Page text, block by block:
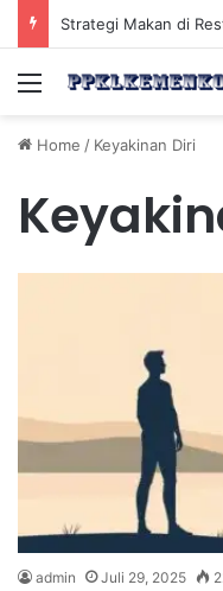
Menu
Home / Keyakinan Diri
admin Juli 29, 2025